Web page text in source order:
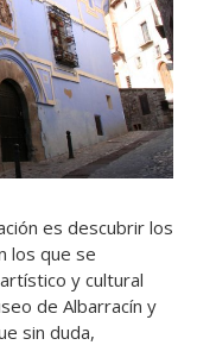
es descubrir los
los que se
y cultural
de Albarracín y
sin duda,